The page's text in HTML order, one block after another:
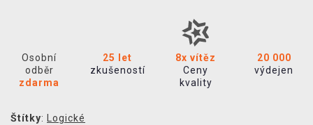
Osobní
odběr
zdarma
25 let
zkušeností
8x vítěz
Ceny
kvality
20 000
výdejen
Štítky: Logické